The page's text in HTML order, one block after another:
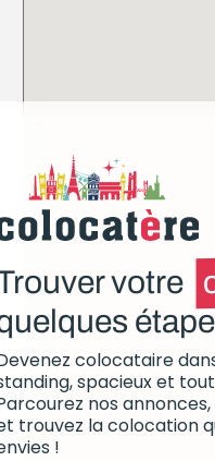
votre
colocataire
spacieux et
nos
trouvez la colocation
!